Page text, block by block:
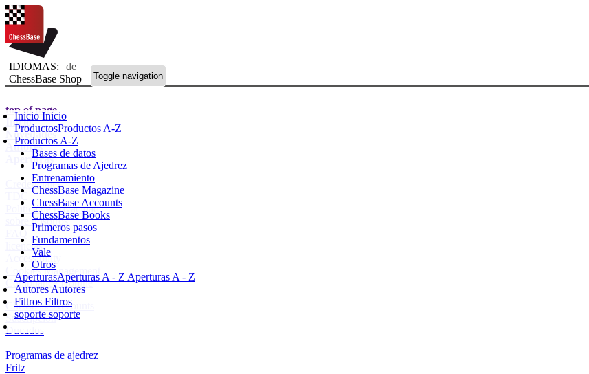
IDIOMAS:
de
ChessBase Shop
Toggle navigation
Inicio Inicio
ProductosProductos A-Z
Productos A-Z
Bases de datos
Programas de Ajedrez
Entrenamiento
ChessBase Magazine
ChessBase Accounts
ChessBase Books
Primeros pasos
Fundamentos
Vale
Otros
AperturasAperturas A - Z Aperturas A - Z
Autores Autores
Filtros Filtros
soporte soporte
top of page
Inicio
Novedades
Autores
Aperturas
Credenciales
TDC
Política de privacidad
sobre nosotros
FAQ
licencias
Accessibility
Cookies Management
Compliance Hotline
Chessbase Accounts
Suscripción
Ducados
Programas de ajedrez
Fritz